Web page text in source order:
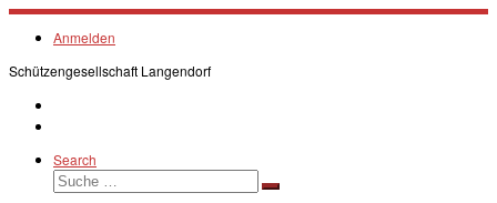
Zum
Inhalt
Anmelden
Schützengesellschaft Langendorf
Search
Suche
Suche